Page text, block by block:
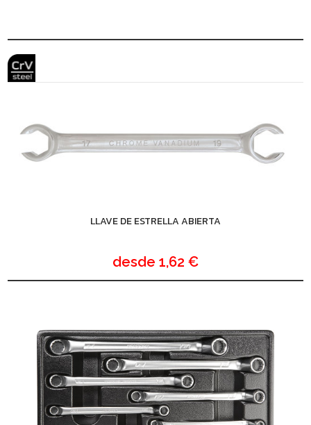
LLAVE DE ESTRELLA ABIERTA
desde 1,62 €